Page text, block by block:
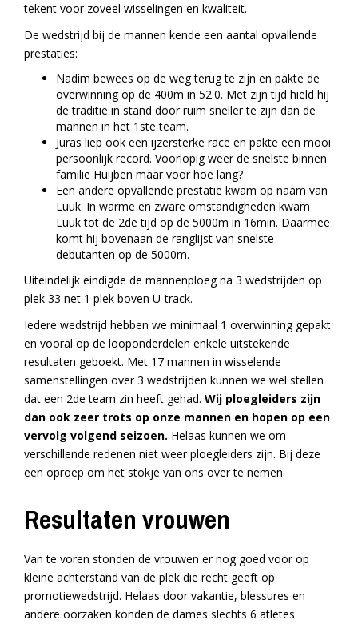
tekent voor zoveel wisselingen en kwaliteit.
De wedstrijd bij de mannen kende een aantal opvallende
prestaties:
Nadim bewees op de weg terug te zijn en pakte de
overwinning op de 400m in 52.0. Met zijn tijd hield hij
de traditie in stand door ruim sneller te zijn dan de
mannen in het 1ste team.
Juras liep ook een ijzersterke race en pakte een mooi
persoonlijk record. Voorlopig weer de snelste binnen
familie Huijben maar voor hoe lang?
Een andere opvallende prestatie kwam op naam van
Luuk. In warme en zware omstandigheden kwam
Luuk tot de 2de tijd op de 5000m in 16min. Daarmee
komt hij bovenaan de ranglijst van snelste
debutanten op de 5000m.
Uiteindelijk eindigde de mannenploeg na 3 wedstrijden op
plek 33 net 1 plek boven U-track.
Iedere wedstrijd hebben we minimaal 1 overwinning gepakt
en vooral op de looponderdelen enkele uitstekende
resultaten geboekt. Met 17 mannen in wisselende
samenstellingen over 3 wedstrijden kunnen we wel stellen
dat een 2de team zin heeft gehad. Wij ploegleiders zijn
dan ook zeer trots op onze mannen en hopen op een
vervolg volgend seizoen. Helaas kunnen we om
verschillende redenen niet weer ploegleiders zijn. Bij deze
een oproep om het stokje van ons over te nemen.
Resultaten vrouwen
Van te voren stonden de vrouwen er nog goed voor op
kleine achterstand van de plek die recht geeft op
promotiewedstrijd. Helaas door vakantie, blessures en
andere oorzaken konden de dames slechts 6 atletes